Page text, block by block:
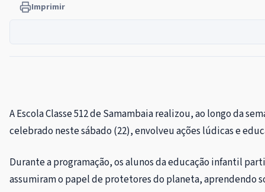
Imprimir
A Escola Classe 512 de Samambaia realizou, ao longo da
celebrado neste sábado (22), envolveu ações lúdicas e
Durante a programação, os alunos da educação infantil
assumiram o papel de protetores do planeta, aprendendo